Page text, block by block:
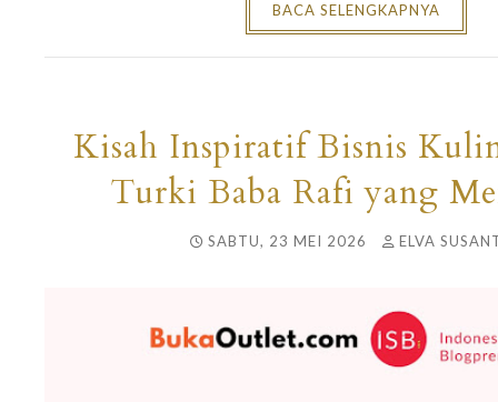
BACA SELENGKAPNYA
Kisah Inspiratif Bisnis
Turki Baba Rafi yang
SABTU, 23 MEI 2026 ELVA